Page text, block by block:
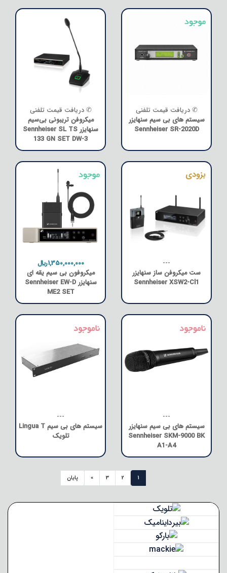
✆ دریافت قیمت تلفنی
سیستم های بی سیم سنهایزر
Sennheiser SR-2020D
✆ دریافت قیمت تلفنی
میکروفن تریبونی بی‌سیم
سنهایزر Sennheiser SL TS
133 GN SET DW-3
---
ست میکروفن ساز سنهایزر
Sennheiser XSW2-Cl1
1,350,000,000﷼
میکروفون بی سیم یقه ای
سنهایزر Sennheiser EW-D
ME2 SET
---
سیستم های بی سیم سنهایزر
Sennheiser SKM-9000 BK
A1-A4
---
سیستم های بی سیم Lingua T
تلویک
1
2
3
» پایان